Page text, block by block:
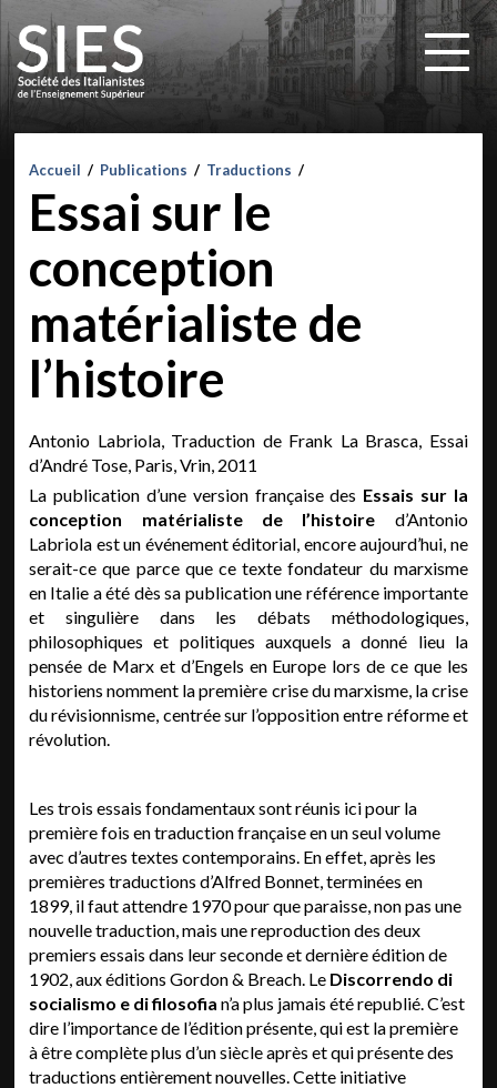
Accueil / Publications / Traductions /
Essai sur le
conception
matérialiste de
l’histoire
Antonio Labriola, Traduction de Frank La Brasca, Essai
d’André Tose, Paris, Vrin, 2011
La publication d’une version française des Essais sur la
conception matérialiste de l’histoire d’Antonio
Labriola est un événement éditorial, encore aujourd’hui, ne
serait-ce que parce que ce texte fondateur du marxisme
en Italie a été dès sa publication une référence importante
et singulière dans les débats méthodologiques,
philosophiques et politiques auxquels a donné lieu la
pensée de Marx et d’Engels en Europe lors de ce que les
historiens nomment la première crise du marxisme, la crise
du révisionnisme, centrée sur l’opposition entre réforme et
révolution.
Les trois essais fondamentaux sont réunis ici pour la
première fois en traduction française en un seul volume
avec d’autres textes contemporains. En effet, après les
premières traductions d’Alfred Bonnet, terminées en
1899, il faut attendre 1970 pour que paraisse, non pas une
nouvelle traduction, mais une reproduction des deux
premiers essais dans leur seconde et dernière édition de
1902, aux éditions Gordon & Breach. Le Discorrendo di
socialismo e di filosofia n’a plus jamais été republié. C’est
dire l’importance de l’édition présente, qui est la première
à être complète plus d’un siècle après et qui présente des
traductions entièrement nouvelles. Cette initiative